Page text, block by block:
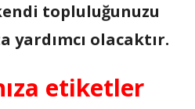
topluluğunuzu
yardımcı olacaktır.
etiketler